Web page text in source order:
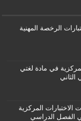
الرخصة المهنية
في مادة لغتي
الثاني
الاختبارات المركزية
الفصل الدراسي